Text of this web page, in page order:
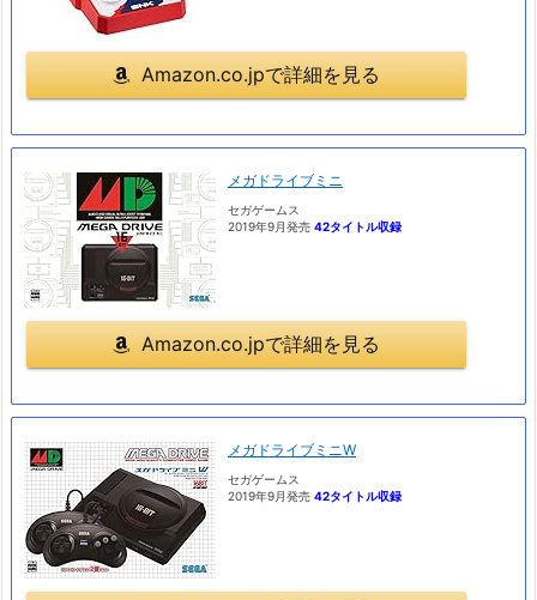
Amazon.co.jpで詳細を見る
メガドライブミニ
セガゲームス
2019年9月発売 42タイトル収録
Amazon.co.jpで詳細を見る
メガドライブミニW
セガゲームス
2019年9月発売 42タイトル収録